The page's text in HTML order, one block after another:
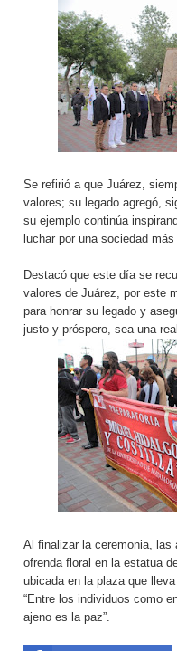
Se refirió a que Juárez,
valores; su legado agregó,
su ejemplo continúa
luchar por una sociedad
Destacó que este día se
valores de Juárez, por este
para honrar su legado y
justo y próspero, sea una
Al finalizar la ceremonia, las
ofrenda floral en la estatua
ubicada en la plaza que
“Entre los individuos como
ajeno es la paz”.